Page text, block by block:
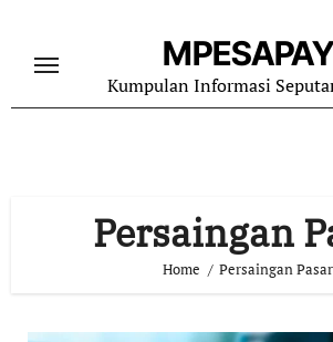
content
Kumpulan Informasi
Persaingan
Home Persaingan Pasar